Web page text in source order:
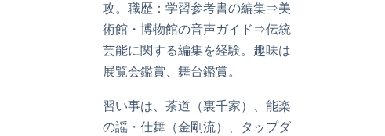
攻。職歴：学習参考書の編集⇒美
術館・博物館の音声ガイド⇒伝統
芸能に関する編集を経験。趣味は
展覧会鑑賞、舞台鑑賞。
習い事は、茶道（裏千家）、能楽
の謡・仕舞（金剛流）、タップダ